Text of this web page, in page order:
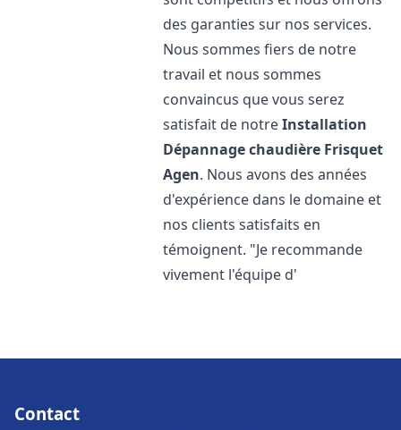
des garanties sur nos services.
Nous sommes fiers de notre
travail et nous sommes
convaincus que vous serez
satisfait de notreInstallation
Dépannage chaudière Frisquet
Agen. Nous avons des années
d'expérience dans le domaine et
nos clients satisfaits en
témoignent. "Je recommande
vivement l'équipe d'
Contact